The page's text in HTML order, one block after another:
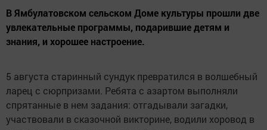
В Ямбулатовском сельском Доме культуры прошли две
увлекательные программы, подарившие детям и
знания, и хорошее настроение.
5 августа старинный сундук превратился в волшебный
ларец с сюрпризами. Ребята с азартом выполняли
спрятанные в нем задания: отгадывали загадки,
участвовали в сказочной викторине, водили хоровод в